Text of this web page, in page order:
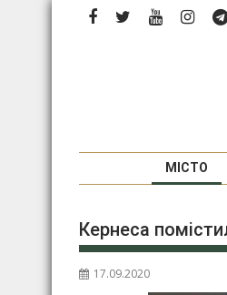
Перейти
МІСТО
Кернеса
17.09.2020